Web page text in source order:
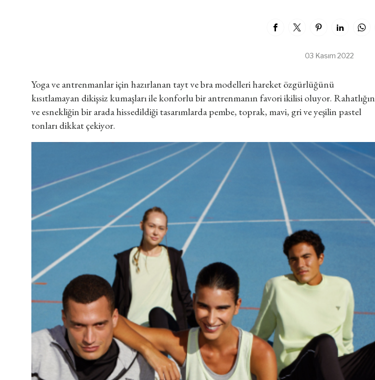
03 Kasım 2022
Yoga ve antrenmanlar için hazırlanan tayt ve bra modelleri hareket özgürlüğünü
kısıtlamayan dikişsiz kumaşları ile konforlu bir antrenmanın favori ikilisi oluyor. Rahatlığın
ve esnekliğin bir arada hissedildiği tasarımlarda pembe, toprak, mavi, gri ve yeşilin pastel
tonları dikkat çekiyor.